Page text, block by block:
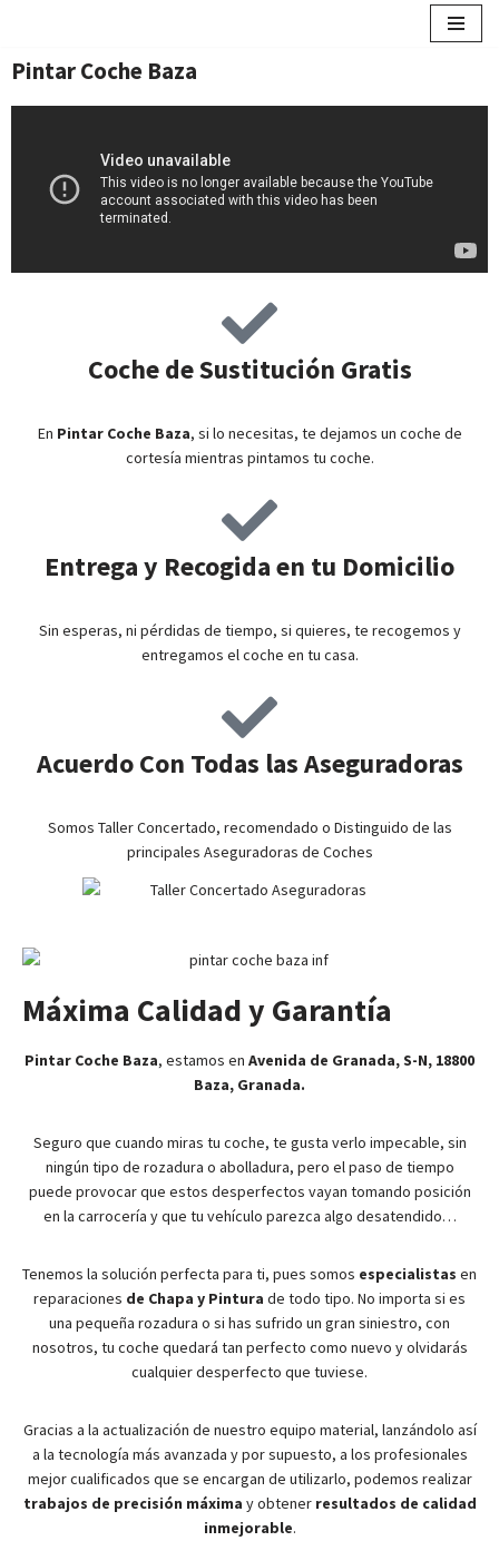
Saltar
al
contenido
Pintar Coche Baza
Coche de Sustitución Gratis
En Pintar Coche Baza, si lo necesitas, te dejamos un coche de
cortesía mientras pintamos tu coche.
Entrega y Recogida en tu Domicilio
Sin esperas, ni pérdidas de tiempo, si quieres, te recogemos y
entregamos el coche en tu casa.
Acuerdo Con Todas las Aseguradoras
Somos Taller Concertado, recomendado o Distinguido de las
principales Aseguradoras de Coches
Máxima Calidad y Garantía
Pintar Coche Baza, estamos en Avenida de Granada, S-N, 18800
Baza, Granada.
Seguro que cuando miras tu coche, te gusta verlo impecable, sin
ningún tipo de rozadura o abolladura, pero el paso de tiempo
puede provocar que estos desperfectos vayan tomando posición
en la carrocería y que tu vehículo parezca algo desatendido…
Tenemos la solución perfecta para ti, pues somos especialistas en
reparaciones de Chapa y Pintura de todo tipo. No importa si es
una pequeña rozadura o si has sufrido un gran siniestro, con
nosotros, tu coche quedará tan perfecto como nuevo y olvidarás
cualquier desperfecto que tuviese.
Gracias a la actualización de nuestro equipo material, lanzándolo así
a la tecnología más avanzada y por supuesto, a los profesionales
mejor cualificados que se encargan de utilizarlo, podemos realizar
trabajos de precisión máxima y obtener resultados de calidad
inmejorable.